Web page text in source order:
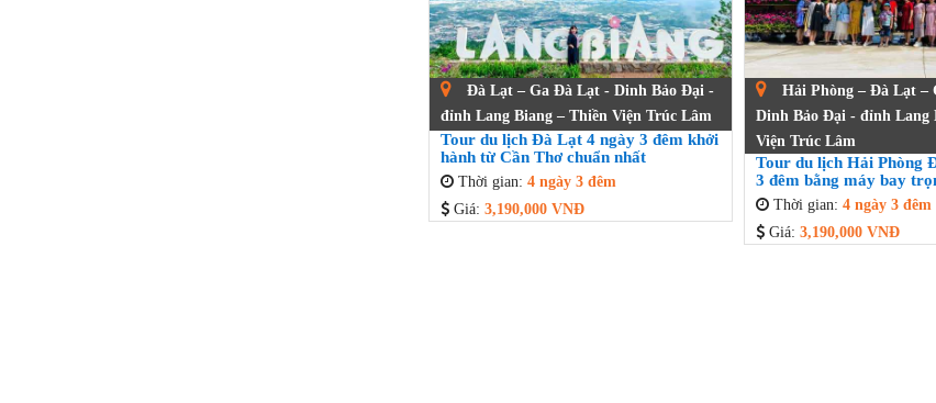
Đà Lạt – Ga Đà Lạt - Dinh Bảo Đại -
đỉnh Lang Biang – Thiền Viện Trúc Lâm
Tour du lịch Đà Lạt 4 ngày 3 đêm khởi
hành từ Cần Thơ chuẩn nhất
Thời gian: 4 ngày 3 đêm
Giá: 3,190,000 VNĐ
Hải Phòng – Đà Lạt –
Dinh Bảo Đại - đỉnh Lang
Viện Trúc Lâm
Tour du lịch Hải Phòng
3 đêm bằng máy bay
Thời gian: 4 ngày 3 đêm
Giá: 3,190,000 VNĐ